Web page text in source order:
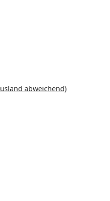
abweichend)